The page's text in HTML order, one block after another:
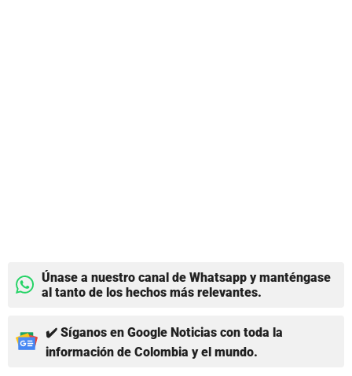
Únase a nuestro canal de Whatsapp y manténgase
al tanto de los hechos más relevantes.
✔️ Síganos en Google Noticias con toda la
información de Colombia y el mundo.